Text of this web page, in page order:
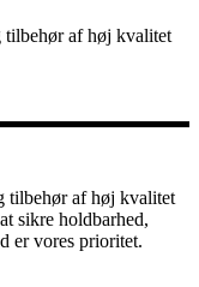
af høj kvalitet
tilbehør af høj kvalitet
sikre holdbarhed,
er vores prioritet.